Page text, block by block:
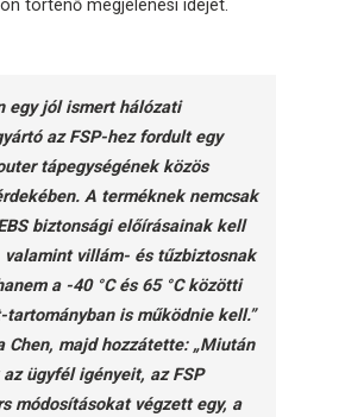
történő megjelenési idejét.
egy jól ismert hálózati
az FSP-hez fordult egy
tápegységének közös
A terméknek nemcsak
biztonsági előírásainak kell
valamint villám- és tűzbiztosnak
a -40 °C és 65 °C közötti
is működnie kell.”
Chen, majd hozzátette: „Miután
ügyfél igényeit, az FSP
módosításokat végzett egy, a